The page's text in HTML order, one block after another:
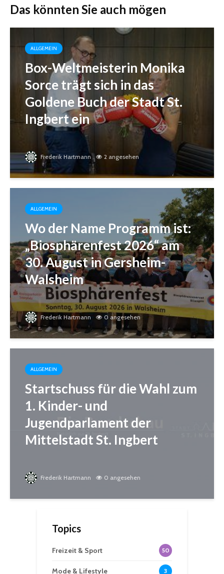
Das könnten Sie auch mögen
ALLGEMEIN
Box-Weltmeisterin Monika
Sorce trägt sich in das
Goldene Buch der Stadt St.
Ingbert ein
Frederik Hartmann 2 angesehen
ALLGEMEIN
Wo der Name Programm ist:
„Biosphärenfest 2026“ am
30. August in Gersheim-
Walsheim
Frederik Hartmann 0 angesehen
ALLGEMEIN
Startschuss für die Wahl zum
1. Kinder- und
Jugendparlament der
Mittelstadt St. Ingbert
Frederik Hartmann 0 angesehen
Topics
Freizeit & Sport 50
Mode & Lifestyle 3